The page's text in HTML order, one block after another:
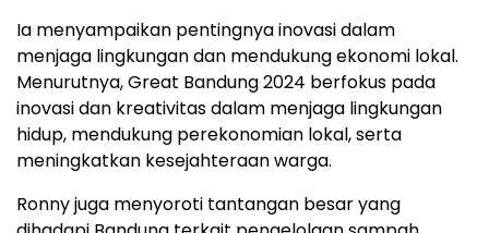
Ia menyampaikan pentingnya inovasi dalam
menjaga lingkungan dan mendukung ekonomi lokal.
Menurutnya, Great Bandung 2024 berfokus pada
inovasi dan kreativitas dalam menjaga lingkungan
hidup, mendukung perekonomian lokal, serta
meningkatkan kesejahteraan warga.
Ronny juga menyoroti tantangan besar yang